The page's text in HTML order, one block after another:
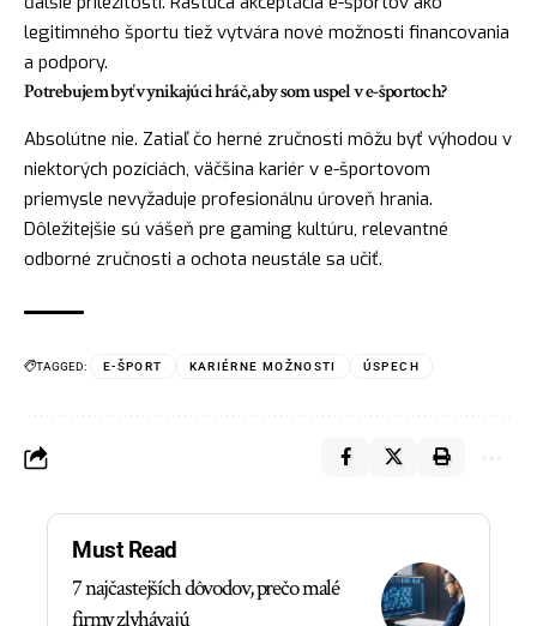
legitimného športu tiež vytvára nové možnosti financovania
a podpory.
Potrebujem byť vynikajúci hráč, aby som uspel v e-športoch?
Absolútne nie. Zatiaľ čo herné zručnosti môžu byť výhodou v
niektorých pozíciách, väčšina kariér v e-športovom
priemysle nevyžaduje profesionálnu úroveň hrania.
Dôležitejšie sú vášeň pre gaming kultúru, relevantné
odborné zručnosti a ochota neustále sa učiť.
TAGGED: E-ŠPORT KARIÉRNE MOŽNOSTI ÚSPECH
Must Read
7 najčastejších dôvodov, prečo malé
firmy zlyhávajú